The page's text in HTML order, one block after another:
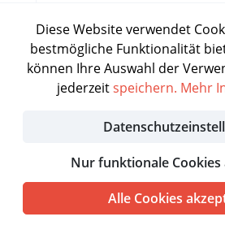
Preis nicht verfügbar in
KONTAKT
DETAILS
Diese Website verwendet
bestmögliche Funktionalität
können Ihre Auswahl der
jederzeitspeichern. Mehr
Nur funktionale Cookies
Alle Cookies